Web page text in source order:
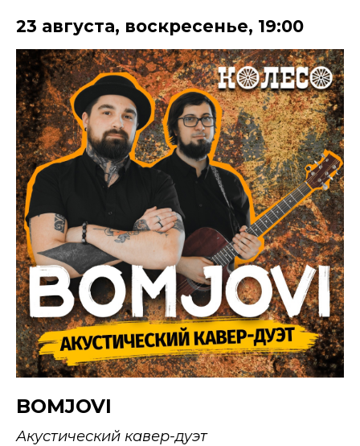
23 августа, воскресенье, 19:00
BOMJOVI
Акустический кавер-дуэт